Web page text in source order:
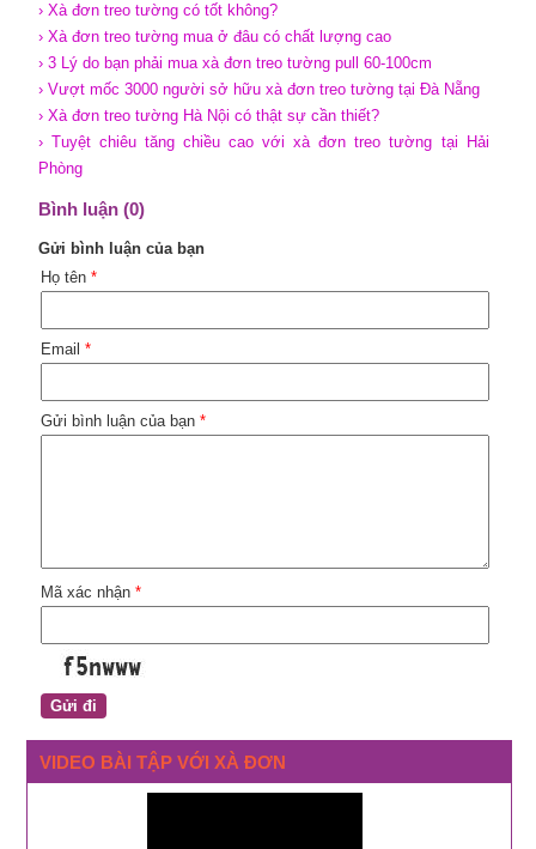
› Xà đơn treo tường có tốt không?
› Xà đơn treo tường mua ở đâu có chất lượng cao
› 3 Lý do bạn phải mua xà đơn treo tường pull 60-100cm
› Vượt mốc 3000 người sở hữu xà đơn treo tường tại Đà Nẵng
› Xà đơn treo tường Hà Nội có thật sự cần thiết?
› Tuyệt chiêu tăng chiều cao với xà đơn treo tường tại Hải
Phòng
Bình luận (0)
Gửi bình luận của bạn
Họ tên *
Email *
Gửi bình luận của bạn *
Mã xác nhận *
VIDEO BÀI TẬP VỚI XÀ ĐƠN